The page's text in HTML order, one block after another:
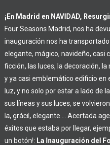
¡En Madrid en NAVIDAD,
Four Seasons Madrid, nos ha
inauguración nos ha
elegante, mágico, navideño, casi
ficción, las luces, la decoración,
y ya casi emblemático edificio en
luz, y no solo por estar a lado de
sus líneas y sus luces, se
la, grácil, elegante…. Acertada
éxitos que estaba por llegar,
un botón!: La Inauguración del